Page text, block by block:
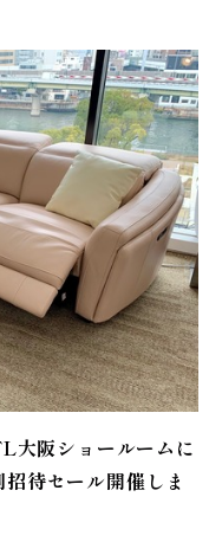
阪ショールームに
待セール開催しま